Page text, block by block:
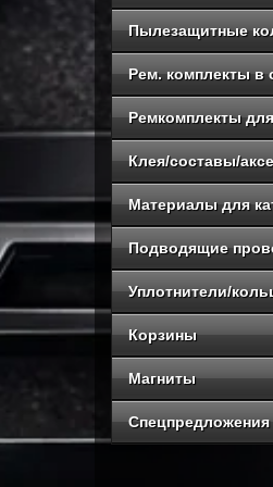
Пылезащитные
Рем. комплекты в
Ремкомплекты
Клея/составы/
Материалы для
Подводящие
Уплотнители/
Корзины
Магниты
Спецпредложения